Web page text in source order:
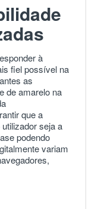
à
fiel possível na
as
de amarelo na
que a
seja a
podendo
variam